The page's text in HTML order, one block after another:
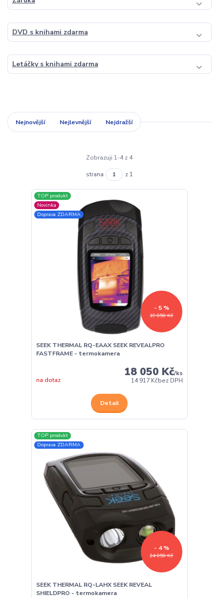
DVD s knihami zdarma
Letáčky s knihami zdarma
Nejnovější Nejlevnější Nejdražší
Zobrazuji 1-4 z 4
strana z 1
TOP produkt
Novinka
Doprava ZDARMA
19 050 Kč
- 5 %
SEEK THERMAL RQ-EAAX SEEK REVEALPRO
FASTFRAME - termokamera
18 050 Kč/ks
14 917 Kčbez DPH
na dotaz
Detail
TOP produkt
Doprava ZDARMA
24 050 Kč
- 4 %
SEEK THERMAL RQ-LAHX SEEK REVEAL
SHIELDPRO - termokamera